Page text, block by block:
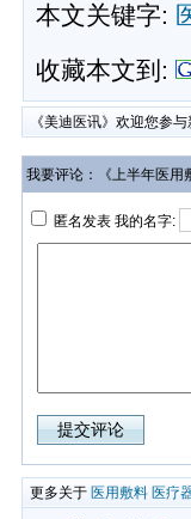
本文关键字:
收藏本文到:
《美迪医讯》欢迎您参与
我要评论：《上半年医用
匿名发表 我的名字:
更多关于 医用敷料 医疗